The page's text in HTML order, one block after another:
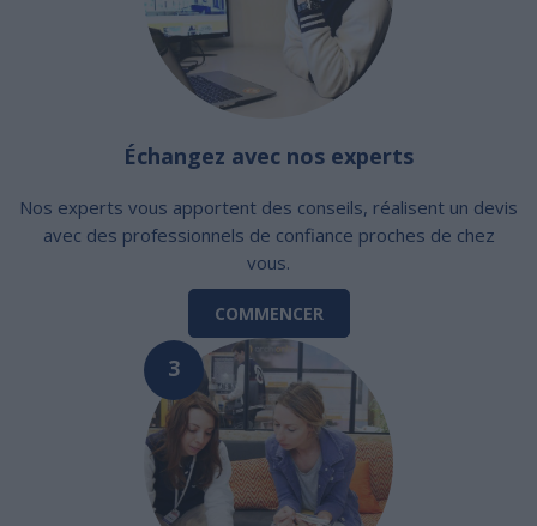
Échangez avec nos experts
Nos experts vous apportent des conseils, réalisent un devis
avec des professionnels de confiance proches de chez
vous.
COMMENCER
3